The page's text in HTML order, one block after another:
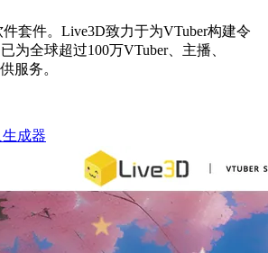
件套件。Live3D致力于为VTuber构建令
为全球超过100万VTuber、主播、
服务。
成器